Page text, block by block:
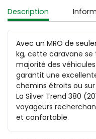
Description
Avec un MRO de
kg, cette caravane
majorité des
garantit une
chemins étroits ou
La Silver Trend 380
voyageurs
et confortable.